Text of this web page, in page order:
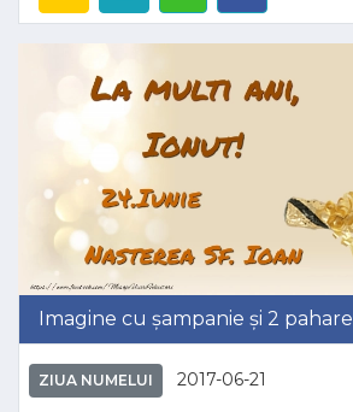
Imagine cu șampanie și 2 pahare
ZIUA NUMELUI 2017-06-21